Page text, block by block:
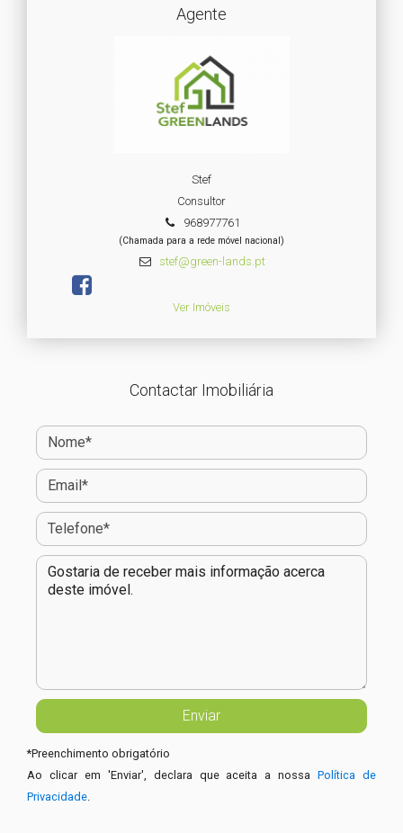
Agente
Stef
Consultor
968977761
(Chamada para a rede móvel nacional)
stef@green-lands.pt
Ver Imóveis
Contactar Imobiliária
*Preenchimento obrigatório
Ao clicar em 'Enviar', declara que aceita a nossaPolítica de
Privacidade